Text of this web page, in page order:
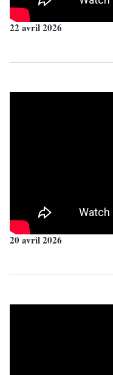
22 avril 2026
20 avril 2026